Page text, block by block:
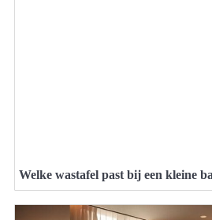
Welke wastafel past bij een kleine